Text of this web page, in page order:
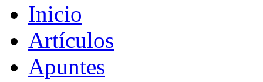
Inicio
Artículos
Apuntes